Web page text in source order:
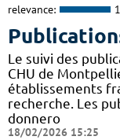
relevance:
Le suivi des
CHU de
établissements
recherche. Les
donnero
18/02/2026 15:25